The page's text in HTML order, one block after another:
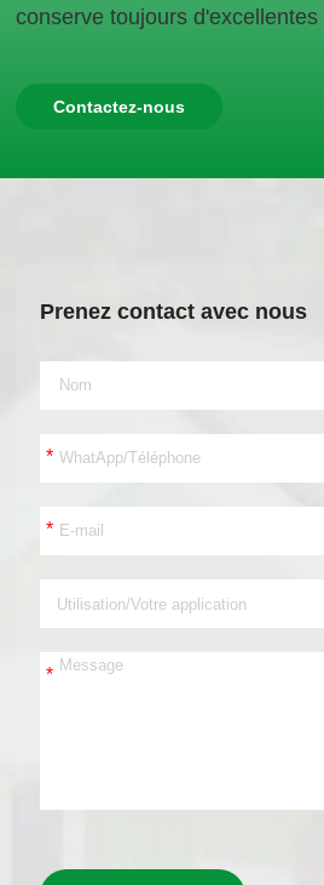
conserve toujours
Contactez-nous
Prenez contact avec nous
*
*
*